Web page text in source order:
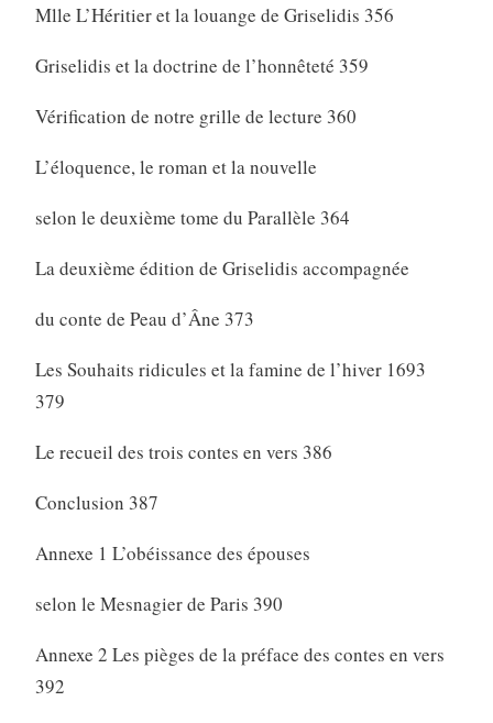
Mlle L’Héritier et la louange de Griselidis 356
Griselidis et la doctrine de l’honnêteté 359
Vérification de notre grille de lecture 360
L’éloquence, le roman et la nouvelle
selon le deuxième tome du Parallèle 364
La deuxième édition de Griselidis accompagnée
du conte de Peau d’Âne 373
Les Souhaits ridicules et la famine de l’hiver 1693
379
Le recueil des trois contes en vers 386
Conclusion 387
Annexe 1 L’obéissance des épouses
selon le Mesnagier de Paris 390
Annexe 2 Les pièges de la préface des contes en vers
392